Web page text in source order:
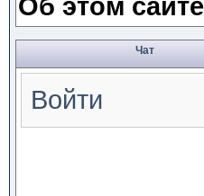
Об этом сайте
Чат
Войти